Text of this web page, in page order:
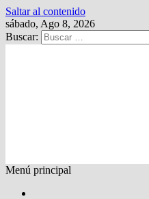
Saltar al contenido
sábado, Ago 8, 2026
Buscar:
Menú principal